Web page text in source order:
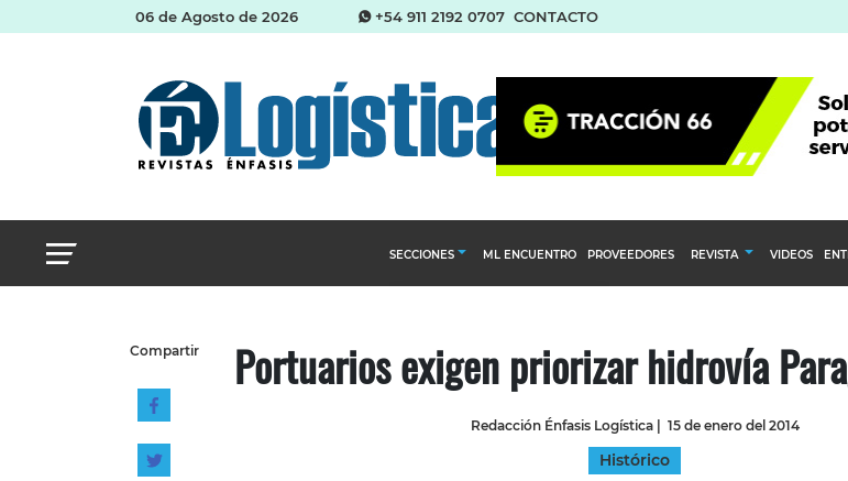
06 de Agosto de 2026 +54 911 2192 0707 CONTACTO
SECCIONES
Almacenes e inventarios
Logística y distribución
ML ENCUENTRO PROVEEDORES REVISTA VIDEOS
Compartir Portuarios exigen priorizar hidrovía
Redacción Énfasis Logística| 15 de enero del 2014
Histórico